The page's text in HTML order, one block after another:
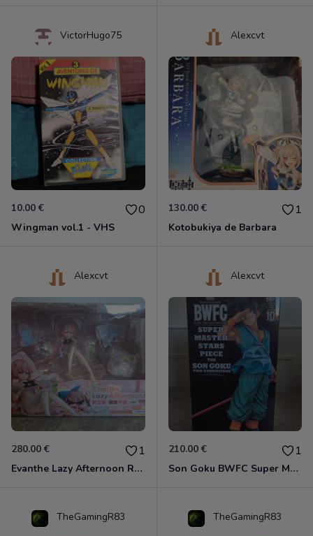
VictorHugo75
10.00 € 0
Wingman vol.1 - VHS
Alexcvt
130.00 € 1
Kotobukiya de Barbara
Alexcvt
280.00 € 1
Evanthe Lazy Afternoon Red Pride of Eden
Alexcvt
210.00 € 1
Son Goku BWFC Super Master Stars
TheGamingR83 TheGamingR83